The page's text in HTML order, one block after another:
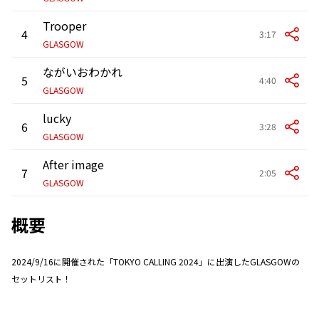
4 Trooper
GLASGOW
3:17
5 ながいおわかれ
GLASGOW
4:40
6 lucky
GLASGOW
3:28
7 After image
GLASGOW
2:05
概要
2024/9/16に開催された「TOKYO CALLING 2024」に出演したGLASGOWの
セットリスト！